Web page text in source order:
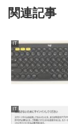
関連記事
IT
IT